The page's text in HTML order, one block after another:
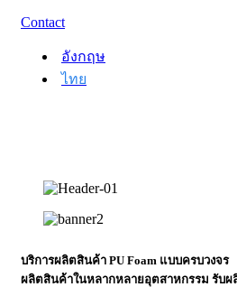
Contact
อังกฤษ
ไทย
บริการผลิตสินค้า PU Foam แบบครบวงจร
ผลิตสินค้าในหลากหลายอุตสาหกรรม รับผ